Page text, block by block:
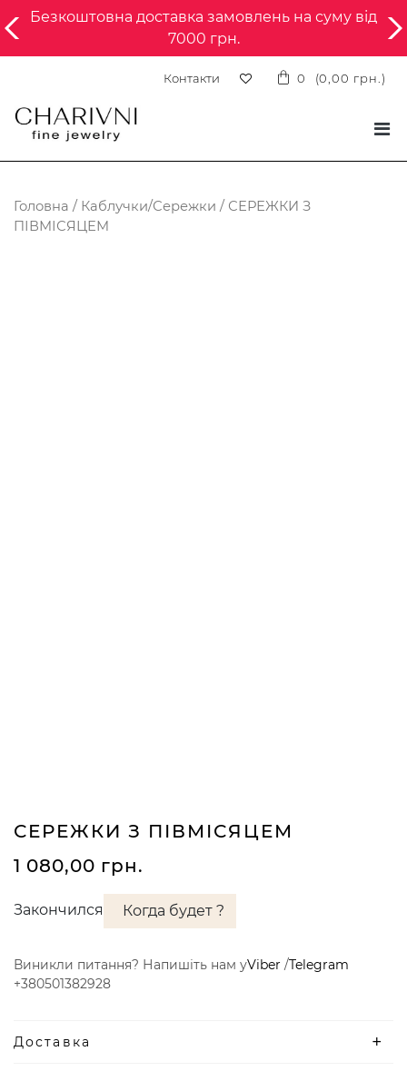
Безкоштовна доставка замовлень на суму від
7000 грн.
Контакти 0 (0,00 грн. )
Головна / Каблучки/Сережки / СЕРЕЖКИ З
ПІВМІСЯЦЕМ
СЕРЕЖКИ З ПІВМІСЯЦЕМ
1 080,00 грн.
Закончился Когда будет ?
Виникли питання? Напишіть нам уViber /Telegram
+380501382928
Доставка